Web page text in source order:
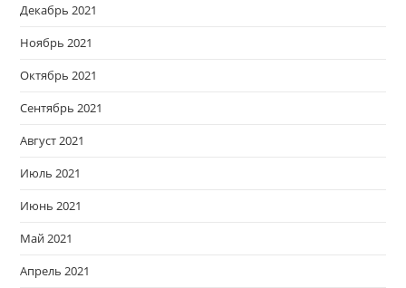
Декабрь 2021
Ноябрь 2021
Октябрь 2021
Сентябрь 2021
Август 2021
Июль 2021
Июнь 2021
Май 2021
Апрель 2021